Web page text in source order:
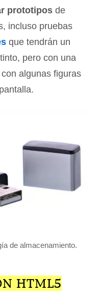
prototipos de
incluso pruebas
que tendrán un
pero con una
algunas figuras
de almacenamiento.
HTML5